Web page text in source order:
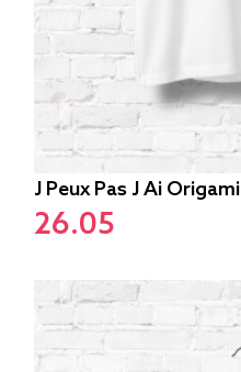
J Peux Pas J Ai Origami
26.05